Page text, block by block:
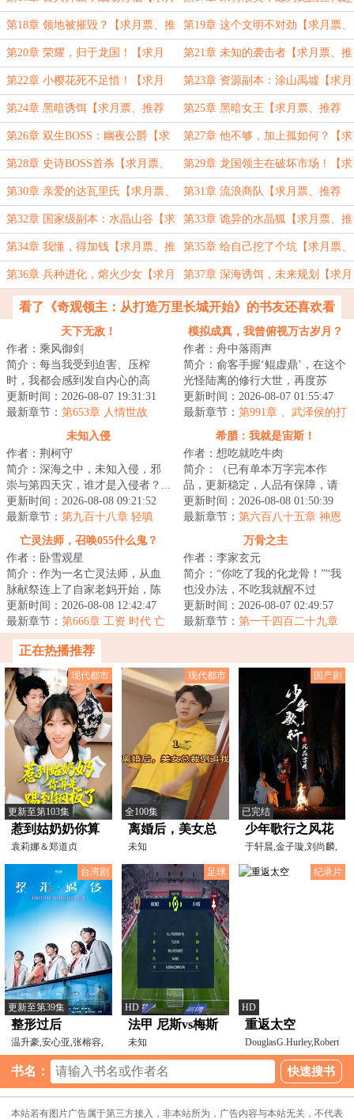
票、推荐票】 汤蹈火！【求月票、推荐票】
第18章 领地被摧毁？【求月票、推
荐票】
第19章 这个文明不对劲【求月票、
推荐票】
第20章 荣耀，归于龙国！【求月
票、推荐票】
第21章 未知的袭击者【求月票、推
荐票】
第22章 小樱花死不足惜！【求月
票、推荐票】
第23章 资源副本：涂山禹墟【求月
票、推荐票】
第24章 黑暗诱饵【求月票、推荐
票】
第25章 黑暗女王【求月票、推荐
票】
第26章 双生BOSS：幽夜公爵【求
月票、推荐票】
第27章 他不够，加上孤如何？【求
月票、推荐票】
第28章 史诗BOSS首杀【求月票、
推荐票】
第29章 龙国领主在破坏市场！【求
月票、推荐票】
第30章 亲爱的达瓦里氏【求月票、
推荐票】
第31章 流浪商队【求月票、推荐
票】
第32章 国家级副本：水晶山谷【求
月票、推荐票】
第33章 诡异的水晶狐【求月票、推
荐票】
第34章 我懂，得加钱【求月票、推
荐票】
第35章 给自己挖了个坑【求月票、
推荐票】
第36章 兵种进化，熔火少女【求月
票、推荐票】
第37章 深海诱饵，未来规划【求月
票、推荐票】
看了《奇观领主：从打造万里长城开始》的书友还喜欢看
天下无敌！
作者：乘风御剑
简介：每当我受到迫害、压榨
时，我都会感到发自内心的高
兴、喜悦，因为，还有人敢迫害
我、压榨我，只能证...
更新时间：2026-08-07 19:31:31
最新章节： 第653章 人情世故
模拟成真，我曾俯视万古岁月？
作者：舟中落雨声
简介：俞客手握‘鲲虚鼎’，在这个
光怪陆离的修行大世，再度苏
醒。【每一次天人转生，就是一
次崭新的开始...
更新时间：2026-08-07 01:55:47
最新章节： 第991章 、武泽侯的打
算、武泽侯和尾火！
未知入侵
作者：荆柯守
简介：深海之中，未知入侵，邪
崇与第四天灾，谁才是入侵者？...
更新时间：2026-08-08 09:21:52
最新章节： 第九百十八章 轻嗔
希腊：我就是宙斯！
作者：想吃就吃牛肉
简介：（已有单本万字完本作
品，更新稳定，人品有保障，请
放心追读）宙斯是最初，是最
终，是天穹的神主。...
更新时间：2026-08-08 01:50:39
最新章节： 第六百八十五章 神恩
精灵合众联邦王国
亡灵法师，召唤055什么鬼？
作者：卧雪观星
简介：作为一名亡灵法师，从血
脉献祭连上了自家老妈开始，陈
默的画风就彻底走歪了。别人召
唤僵尸，我家骷...
更新时间：2026-08-08 12:42:47
最新章节： 第666章 工资 时代 亡
灵世界的剧变
万骨之主
作者：李家玄元
简介：“你吃了我的化龙骨！”“我
也没办法，不吃我就醒不过
来。”“小姑姑，我的化龙骨没
了。”...
更新时间：2026-08-07 02:49:57
最新章节： 第一千四百二十九章
正在热播推荐
现代都市
更新至第103集
惹到姑奶奶你算
是踢到钢板了
袁莉娜＆郑道贞
现代都市
全100集
离婚后，美女总
裁倒追我
未知
国产剧
已完结
少年歌行之风花
雪月
于轩晨,金子璇,刘尚麟,
吴季峰,刘官琪,宋柯
台湾剧
更新至第39集
整形过后
温升豪,安心亚,张榕容,
陈邦鋆,庞蕾馨,李廷
足球
HD
法甲 尼斯vs梅斯
(乔迁) 20240127
未知
纪录片
HD
重返太空
伊隆·马
书名：
本站若有图片广告属于第三方接入，非本站所为，广告内容与本站无关，不代表